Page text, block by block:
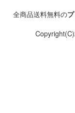
全商品送料無料の